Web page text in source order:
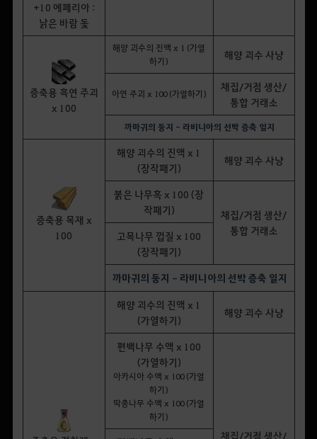
+10 에페리아 :
낡은 바람 돛
증축용 흑연 주괴
x 100
해양 괴수의 진액 x 1 (가열
하기)
해양 괴수 사냥
아연 주괴 x 100 (가열하기)
채집/거점 생산/
통합 거래소
까마귀의 둥지 - 라비니아의 선박 증축 일지
증축용 목재 x
100
해양 괴수의 진액 x 1
(장작패기)
해양 괴수 사냥
붉은 나무혹 x 100 (장
작패기)
채집/거점 생산/
통합 거래소
고목나무 껍질 x 100
(장작패기)
까마귀의 둥지 - 라비니아의 선박 증축 일지
해양 괴수의 진액 x 1
(가열하기)
해양 괴수 사냥
편백나무 수액 x 100
(가열하기)
아카시아 수액 x 100 (가열
하기)
딱총나무 수액 x 100 (가열
하기)
채집/거점 생산/